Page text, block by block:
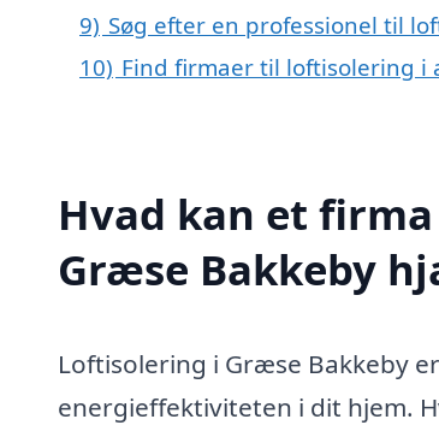
9) Søg efter en professionel til
10) Find firmaer til loftisolering i
Hvad kan et
Græse Bakkeby
Loftisolering i Græse Bakkeby
energieffektiviteten i dit hjem.